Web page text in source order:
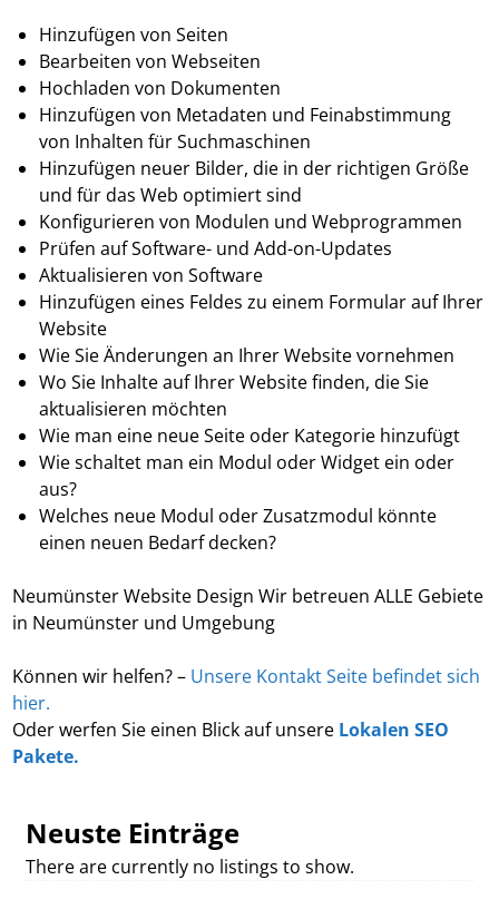
Hinzufügen von Seiten
Bearbeiten von Webseiten
Hochladen von Dokumenten
Hinzufügen von Metadaten und Feinabstimmung
von Inhalten für Suchmaschinen
Hinzufügen neuer Bilder, die in der richtigen Größe
und für das Web optimiert sind
Konfigurieren von Modulen und Webprogrammen
Prüfen auf Software- und Add-on-Updates
Aktualisieren von Software
Hinzufügen eines Feldes zu einem Formular auf Ihrer
Website
Wie Sie Änderungen an Ihrer Website vornehmen
Wo Sie Inhalte auf Ihrer Website finden, die Sie
aktualisieren möchten
Wie man eine neue Seite oder Kategorie hinzufügt
Wie schaltet man ein Modul oder Widget ein oder
aus?
Welches neue Modul oder Zusatzmodul könnte
einen neuen Bedarf decken?
Neumünster Website Design Wir betreuen ALLE Gebiete
in Neumünster und Umgebung
Können wir helfen? – Unsere Kontakt Seite befindet sich
hier.
Oder werfen Sie einen Blick auf unsere Lokalen SEO
Pakete.
Neuste Einträge
There are currently no listings to show.